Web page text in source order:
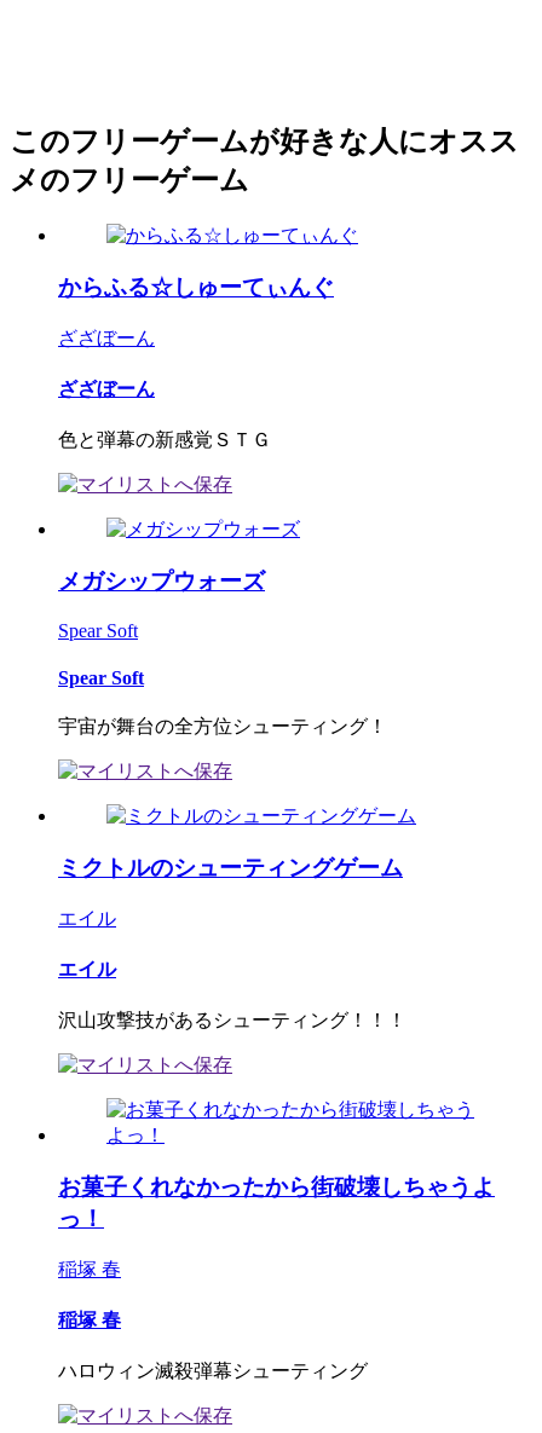
このフリーゲームが好きな人にオスス
メのフリーゲーム
からふる☆しゅーてぃんぐ
ざざぼーん
ざざぼーん
色と弾幕の新感覚ＳＴＧ
メガシップウォーズ
Spear Soft
Spear Soft
宇宙が舞台の全方位シューティング！
ミクトルのシューティングゲーム
エイル
エイル
沢山攻撃技があるシューティング！！！
お菓子くれなかったから街破壊しちゃうよ
っ！
稲塚 春
稲塚 春
ハロウィン滅殺弾幕シューティング